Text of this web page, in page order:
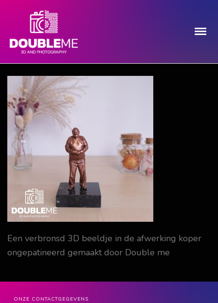
Een verbronsd 3D beeldje in de afwerking koper
ongepatineerd gemaakt door Double me
ONZE CONTACTGEGEVENS